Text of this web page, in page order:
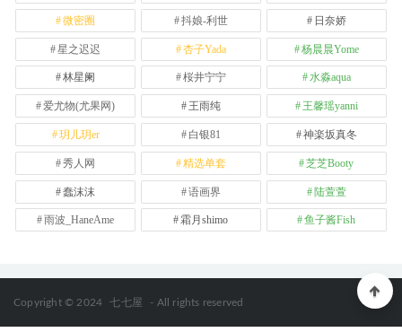
微密圈 抖娘-利世 日奈娇
星之迟迟 杏子Yada 杨晨晨Yome
林星阑 桜井宁宁 水淼aqua
爱尤物(尤果网) 王雨纯 王馨瑶yanni
玥儿玥er 白银81 神楽坂真冬
秀人网 精选单套 芝芝Booty
蠢沫沫 语画界 陆萱萱
雨波_HaneAme 霜月shimo 鱼子酱Fish
Copyright © 2024 七七屋 - All rights reserved